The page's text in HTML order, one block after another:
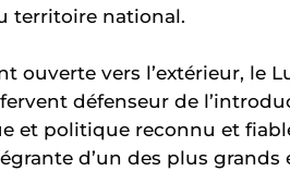
territoire national.
ouverte vers l’extérieur, le
défenseur de
et politique reconnu et
d’un des plus grands